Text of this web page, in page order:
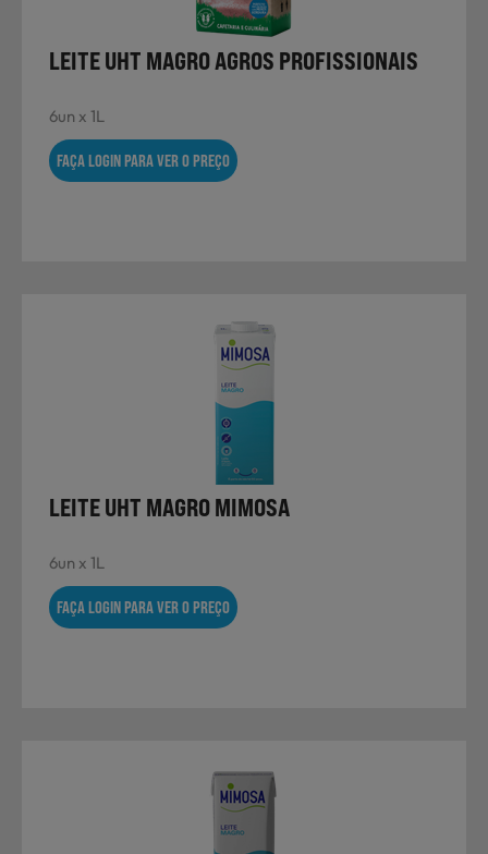
Refeições Prontas
Charcutaria e Enchidos
Frutas e Legumes
Laticínios, Ovos e Derivados
Mercearia
Padaria e Pastelaria
Bebidas e Garrafeira
LEITE UHT MAGRO AGROS PROFISSIONAIS
6un x 1L
FAÇA LOGIN PARA VER O PREÇO
LEITE UHT MAGRO MIMOSA
6un x 1L
FAÇA LOGIN PARA VER O PREÇO